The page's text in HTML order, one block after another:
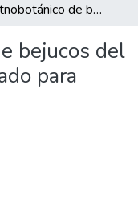
Estudio etnobotánico de bejucos del trópico húmedo empleado para confeccionar artesanía
bejucos del
para